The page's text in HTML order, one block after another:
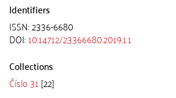
Identifiers
ISSN: 2336-6680
DOI:10.14712/23366680.2019.1.1
Collections
Číslo 31 [22]